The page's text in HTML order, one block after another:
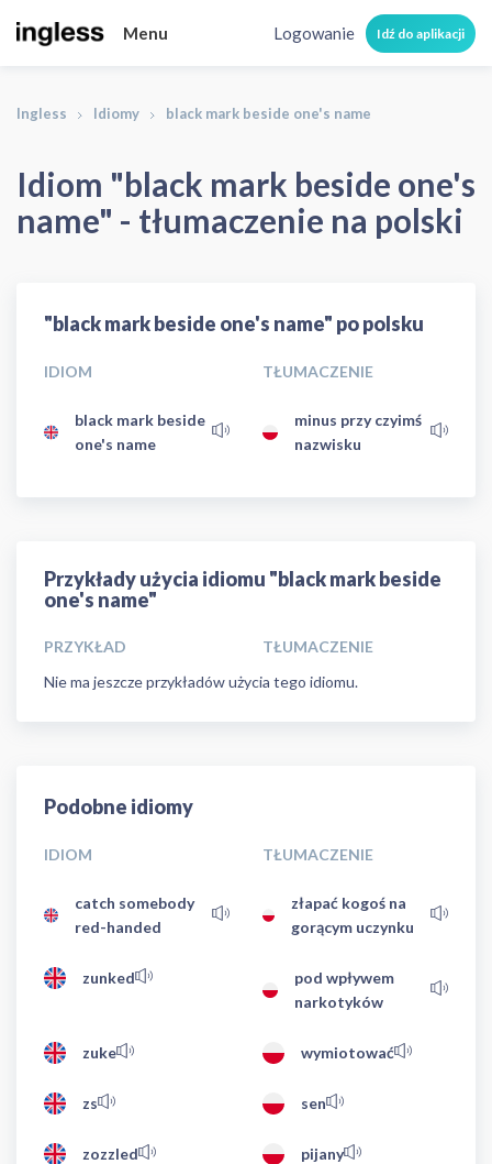
Menu Logowanie Idź do aplikacji
Ingless Idiomy black mark beside one's name
Idiom "black mark beside one's
name" - tłumaczenie na polski
"black mark beside one's name" po polsku
IDIOM TŁUMACZENIE
black mark beside
one's name
minus przy czyimś
nazwisku
Przykłady użycia idiomu "black mark beside
one's name"
PRZYKŁAD
TŁUMACZENIE
Nie ma jeszcze przykładów użycia tego idiomu.
Podobne idiomy
IDIOM TŁUMACZENIE
catch somebody
red-handed
złapać kogoś na
gorącym uczynku
zunked
pod wpływem
narkotyków
zuke wymiotować
zs sen
zozzled pijany